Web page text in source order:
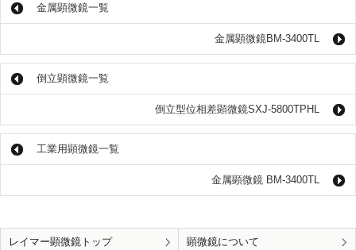
金属顕微鏡一覧
金属顕微鏡BM-3400TL
倒立顕微鏡一覧
倒立型位相差顕微鏡SXJ-5800TPHL
工業用顕微鏡一覧
金属顕微鏡 BM-3400TL
レイマー顕微鏡トップ 顕微鏡について